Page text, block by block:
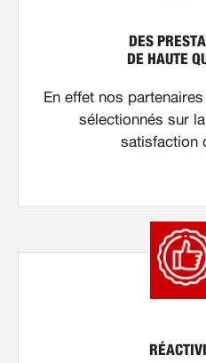
DES
DE HAUTE
En effet nos
sélectionnés sur
satisfaction